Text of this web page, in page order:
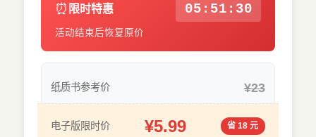
⏰ 限时特惠 05:51:29
活动结束后恢复原价
纸质书参考价 ¥23
电子版限时价 ¥5.99 省 18 元